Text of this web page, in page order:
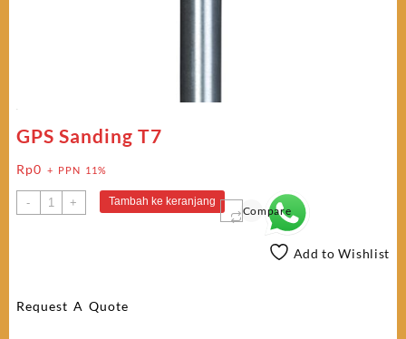
GPS Sanding T7
Rp0 + PPN 11%
-
Kuantitas
GPS
+ Tambah ke keranjang
Compare
Add to Wishlist
Request A Quote